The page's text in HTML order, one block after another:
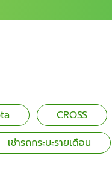
CROSS
เช่ารถกระบะรายเดือน